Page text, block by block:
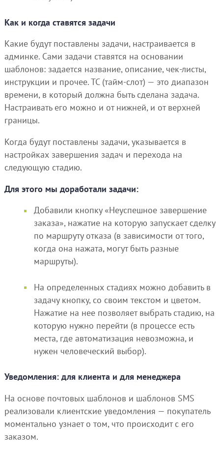
Как и когда ставятся задачи
Какие будут поставлены задачи, настраивается в
админке. Сами задачи ставятся на основании
шаблонов: задается название, описание, чек-листы,
инструкции и прочее. ТС (тайм-слот) — это диапазон
времени, в который должна быть сделана задача.
Настраивать его можно и от нижней, и от верхней
границы.
Когда будут поставлены задачи, указывается в
настройках завершения задач и перехода на
следующую стадию.
Для этого мы доработали задачи:
Добавили кнопку «Неуспешное завершение
заказа», нажатие на которую запускает сделку
по маршруту отказа (в зависимости от того,
когда она нажата, могут быть разные
маршруты).
На определенных стадиях можно добавить в
задачу кнопку, со своим текстом и цветом.
Нажатие на нее позволяет выбрать стадию, на
которую нужно перейти (в процессе есть
места, где автоматизация невозможна, и
нужен человеческий выбор).
Уведомления: для клиента и для менеджера
На основе почтовых шаблонов и шаблонов SMS
реализовали клиентские уведомления — покупатель
моментально узнает о том, что происходит с его
заказом.